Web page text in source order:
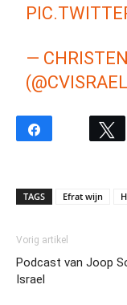
—
TAGS Efrat wijn
Vorig artikel
Podcast van Joop
Israel